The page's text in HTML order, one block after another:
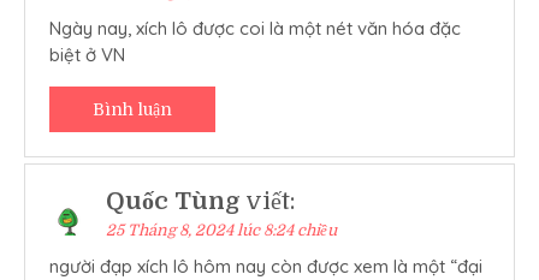
Ngày nay, xích lô được coi là một nét văn hóa đặc
biệt ở VN
Bình luận
Quốc Tùng viết:
25 Tháng 8, 2024 lúc 8:24 chiều
người đạp xích lô hôm nay còn được xem là một “đại